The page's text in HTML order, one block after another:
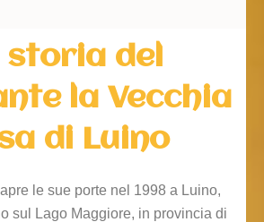
storia del
la Vecchia
di Luino
le sue porte nel 1998 a Luino,
sul Lago Maggiore, in provincia di